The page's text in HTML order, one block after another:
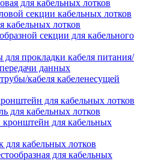
для кабельных лотков
секции кабельных лотков
кабельных лотков
секции для кабельного
для прокладки кабеля питания/
данных
кабеля кабеленесущей
для кабельных лотков
для кабельных лотков
для кабельных
для кабельных лотков
для кабельных